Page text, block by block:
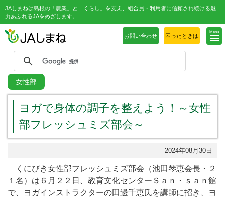
JAしまねは島根の「農業」と「くらし」を支え、組合員・利用者に信頼され続ける魅
力あふれるJAをめざします。
Menu
お問い合わせ 困ったときは
女性部
ヨガで身体の調子を整えよう！～女性
部フレッシュミズ部会～
2024年08月30日
くにびき女性部フレッシュミズ部会（池田琴恵会長・２
１名）は６月２２日、教育文化センターＳａｎ・ｓａｎ館
で、ヨガインストラクターの田邊千恵氏を講師に招き、ヨ